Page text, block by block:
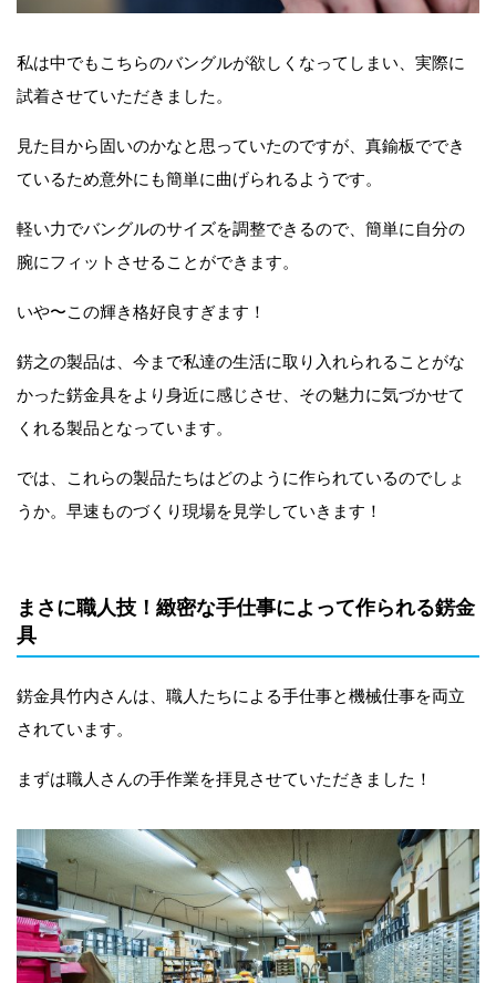
私は中でもこちらのバングルが欲しくなってしまい、実際に
試着させていただきました。
見た目から固いのかなと思っていたのですが、真鍮板ででき
ているため意外にも簡単に曲げられるようです。
軽い力でバングルのサイズを調整できるので、簡単に自分の
腕にフィットさせることができます。
いや〜この輝き格好良すぎます！
錺之の製品は、今まで私達の生活に取り入れられることがな
かった錺金具をより身近に感じさせ、その魅力に気づかせて
くれる製品となっています。
では、これらの製品たちはどのように作られているのでしょ
うか。早速ものづくり現場を見学していきます！
まさに職人技！緻密な手仕事によって作られる錺金
具
錺金具竹内さんは、職人たちによる手仕事と機械仕事を両立
されています。
まずは職人さんの手作業を拝見させていただきました！